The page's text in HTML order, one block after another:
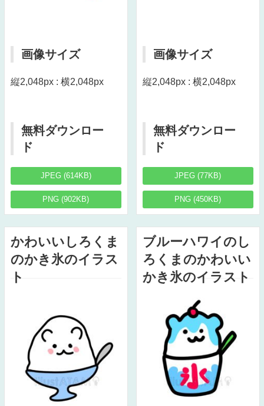
画像サイズ
縦2,048px : 横2,048px
無料ダウンロー
ド
JPEG (614KB)
PNG (902KB)
画像サイズ
縦2,048px : 横2,048px
無料ダウンロー
ド
JPEG (77KB)
PNG (450KB)
かわいいしろくま
のかき氷のイラス
ト
ブルーハワイのし
ろくまのかわいい
かき氷のイラスト